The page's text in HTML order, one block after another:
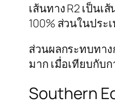
เส้นทาง R2 เป็น
100% ส่วนในประ
ส่วนผลกระทบทา
มาก เมื่อเทียบกับ
Southern